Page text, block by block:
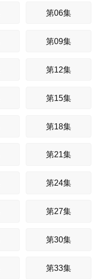
第06集
第09集
第12集
第15集
第18集
第21集
第24集
第27集
第30集
第33集